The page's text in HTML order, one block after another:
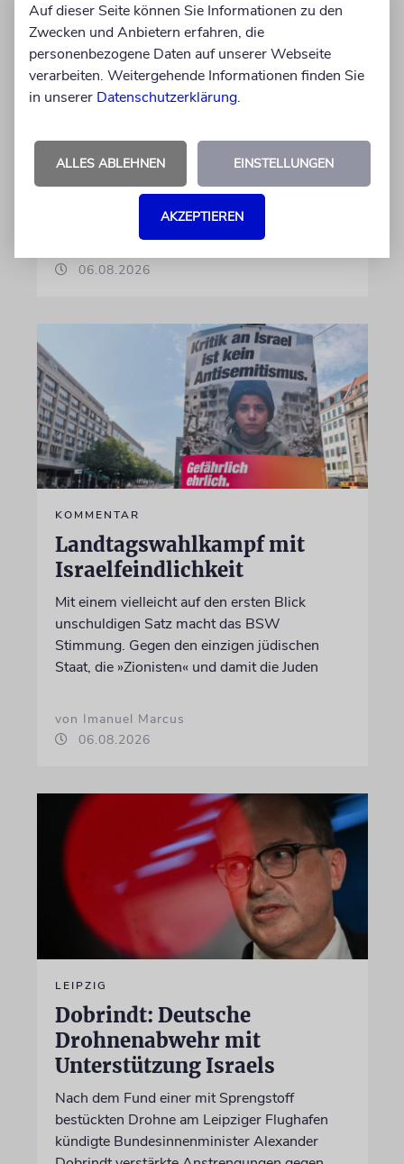
Kann politisch korrekte
Limonade antisemitisch
sein?
Beim FC St. Pauli ist der langjährige Kapitän
korrekten Brausefirma »LemonAid« sitzt der
06.08.2026
KOMMENTAR
Landtagswahlkampf mit
Israelfeindlichkeit
Mit einem vielleicht auf den ersten Blick
unschuldigen Satz macht das BSW
Stimmung. Gegen den einzigen jüdischen
Staat, die »Zionisten« und damit die Juden
von Imanuel Marcus
06.08.2026
LEIPZIG
Dobrindt: Deutsche
Drohnenabwehr mit
Unterstützung Israels
Nach dem Fund einer mit Sprengstoff
bestückten Drohne am Leipziger Flughafen
kündigte Bundesinnenminister Alexander
Auf dieser Seite können Sie Informationen zu den
Zwecken und Anbietern erfahren, die
personenbezogene Daten auf unserer Webseite
verarbeiten. Weitergehende Informationen finden Sie
in unserer Datenschutzerklärung.
ALLES ABLEHNEN EINSTELLUNGEN
AKZEPTIEREN